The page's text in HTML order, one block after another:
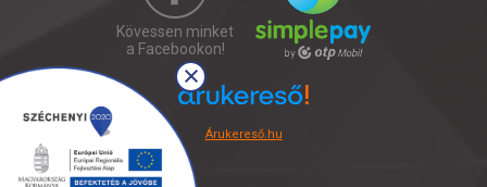
Kövessen minket
a Facebookon!
Árukereső.hu